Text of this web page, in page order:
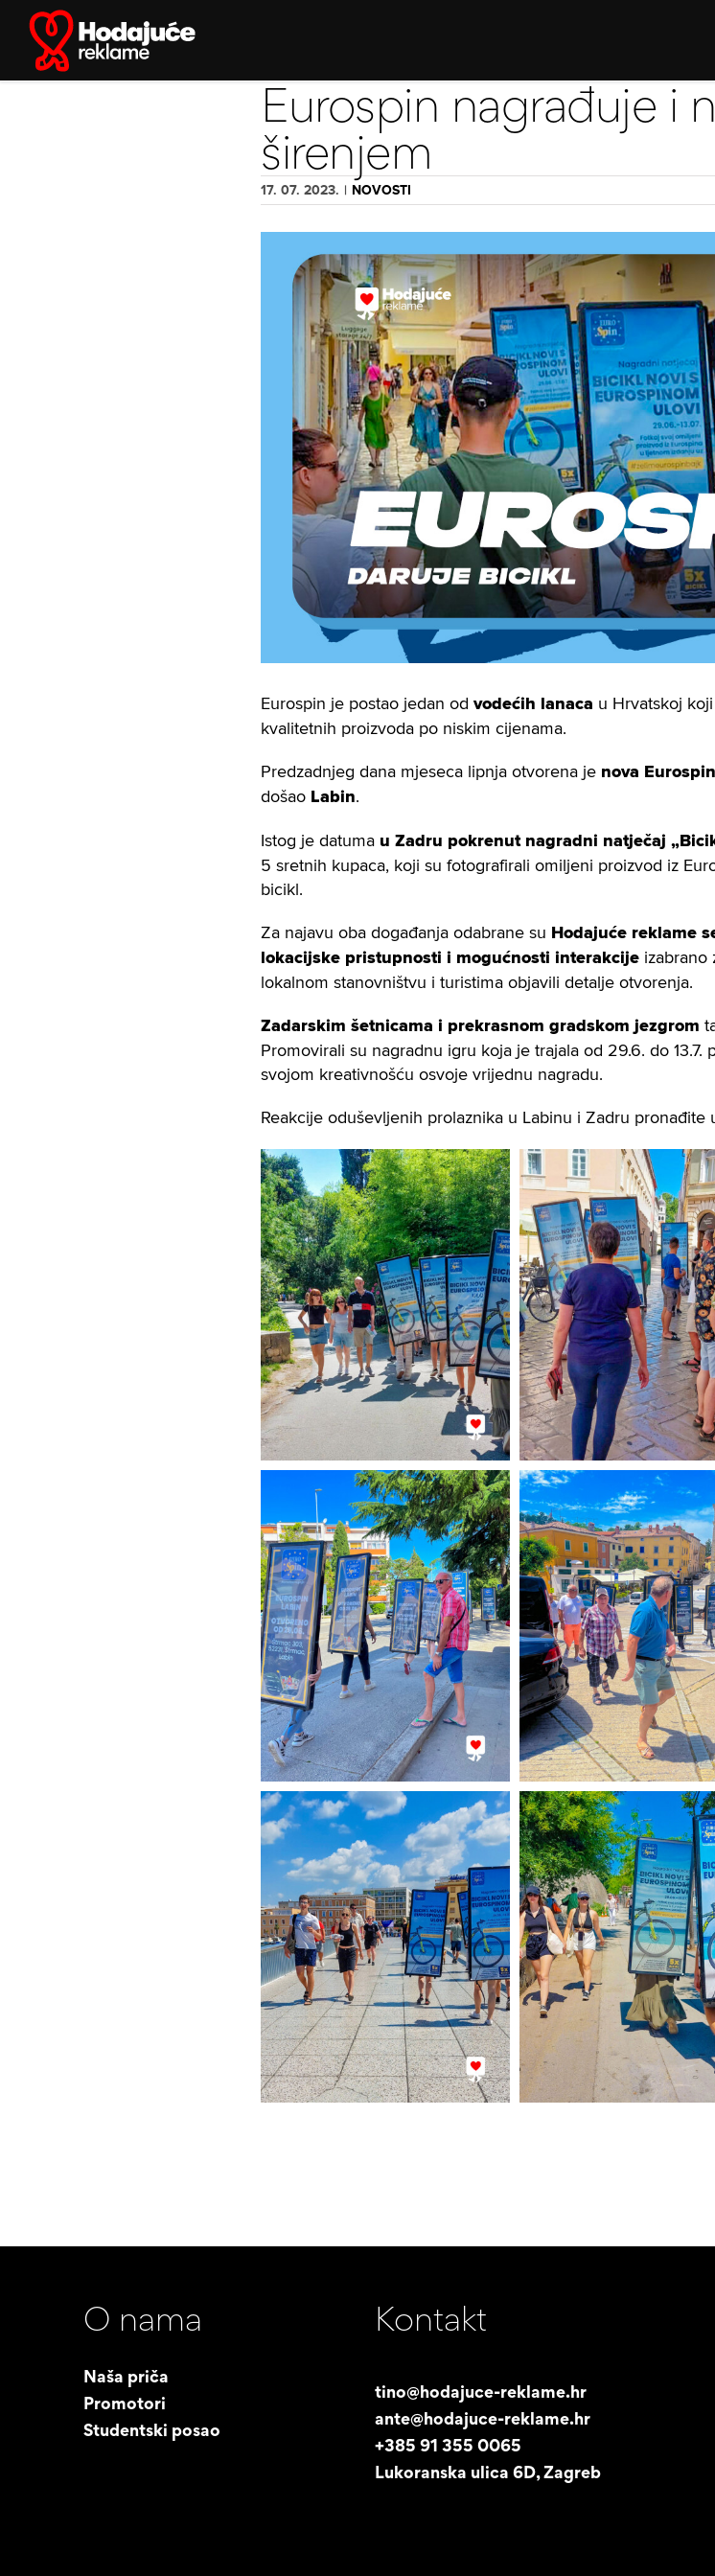
content
Eurospin nagrađuje i
širenjem
17. 07. 2023. | NOVOSTI
Larger
Image
Eurospin je postao jedan od vodećih lanaca u Hrvatskoj
kvalitetnih proizvoda po niskim cijenama.
Predzadnjeg dana mjeseca lipnja otvorena je nova
došao Labin.
Istog je datuma u Zadru pokrenut nagradni natječaj
5 sretnih kupaca, koji su fotografirali omiljeni proizvod iz
bicikl.
Za najavu oba događanja odabrane su Hodajuće reklame
lokacijske pristupnosti i mogućnosti interakcijeizabrano
lokalnom stanovništvu i turistima objavili detalje otvorenja.
Zadarskim šetnicama i prekrasnom gradskom jezgrom
Promovirali su nagradnu igru koja je trajala od 29.6. do
svojom kreativnošću osvoje vrijednu nagradu.
Reakcije oduševljenih prolaznika u Labinu i Zadru pronađite
O nama
Naša priča
Promotori
Studentski posao
Kontakt
tino@hodajuce-reklame.hr
ante@hodajuce-reklame.hr
+385 91 355 0065
Lukoranska ulica 6D, Zagreb